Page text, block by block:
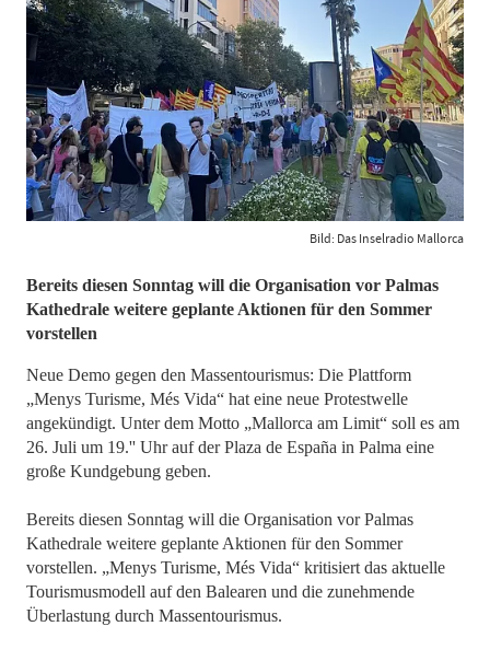
Bild: Das Inselradio Mallorca
​​​​​​​Bereits diesen Sonntag will die Organisation vor Palmas
Kathedrale weitere geplante Aktionen für den Sommer
vorstellen
Neue Demo gegen den Massentourismus: Die Plattform
„Menys Turisme, Més Vida“ hat eine neue Protestwelle
angekündigt. Unter dem Motto „Mallorca am Limit“ soll es am
26. Juli um 19.'' Uhr auf der Plaza de España in Palma eine
große Kundgebung geben.
Bereits diesen Sonntag will die Organisation vor Palmas
Kathedrale weitere geplante Aktionen für den Sommer
vorstellen. „Menys Turisme, Més Vida“ kritisiert das aktuelle
Tourismusmodell auf den Balearen und die zunehmende
Überlastung durch Massentourismus.